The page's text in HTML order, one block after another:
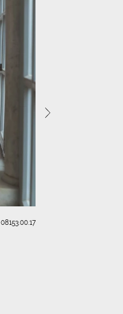
08153.00.17